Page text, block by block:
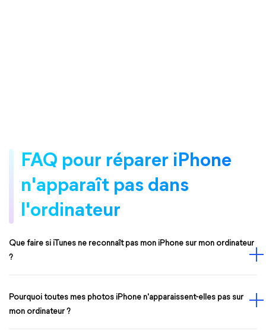
FAQ pour réparer iPhone
n'apparaît pas dans
l'ordinateur
Que faire si iTunes ne reconnaît pas mon iPhone sur mon ordinateur
?
Pourquoi toutes mes photos iPhone n'apparaissent-elles pas sur
mon ordinateur ?